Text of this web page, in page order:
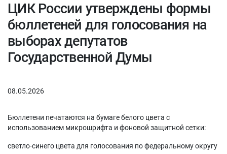
ЦИК России утверждены формы
бюллетеней для голосования на
выборах депутатов
Государственной Думы
08.05.2026
Бюллетени печатаются на бумаге белого цвета с
использованием микрошрифта и фоновой защитной сетки:
светло-синего цвета для голосования по федеральному округу